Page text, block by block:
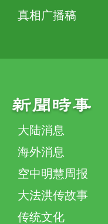
真相广播稿
大陆消息
海外消息
空中明慧周报
大法洪传故事
传统文化